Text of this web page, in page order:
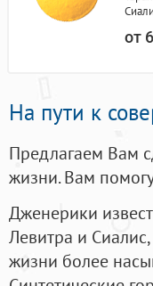
от
На пути к
Предлагаем Вам
жизни. Вам
Дженерики
Левитра и
жизни более